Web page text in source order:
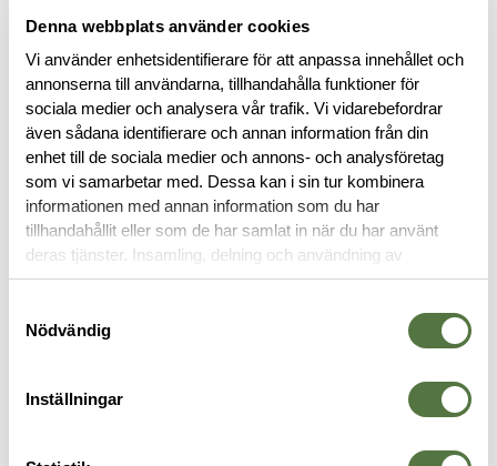
Denna webbplats använder cookies
Vi använder enhetsidentifierare för att anpassa innehållet och
annonserna till användarna, tillhandahålla funktioner för
sociala medier och analysera vår trafik. Vi vidarebefordrar
även sådana identifierare och annan information från din
enhet till de sociala medier och annons- och analysföretag
som vi samarbetar med. Dessa kan i sin tur kombinera
informationen med annan information som du har
tillhandahållit eller som de har samlat in när du har använt
deras tjänster. Insamling, delning och användning av
personuppgifter kan användas för personalisering av
Nödvändig
Inställningar
vikten och optimerar ventilationen.
Läs mer
BESKRIVNING
RECENSIONER
VÄSTAR & RIGGAR